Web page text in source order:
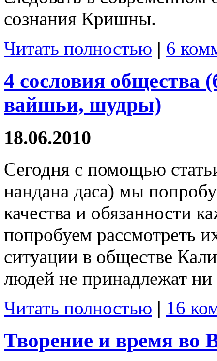
сознания Кришны.
Читать полностью | 6
4 сословия
вайшьи, шудры)
18.06.2010
Сегодня с помощью
нандана даса) мы
качества и обязанности
попробуем рассмотреть
ситуации в обществе
людей не принадлежат ни
Читать полностью | 16
Творение и время во